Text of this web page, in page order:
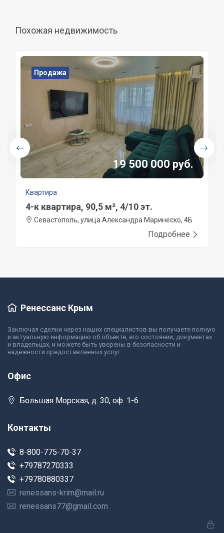
Похожая недвижимость
Продажа
19 500 000 руб.
Квартира
4-к квартира, 90,5 м², 4/10 эт.
Севастополь, улица Александра Маринеско, 4Б
Подробнее
Ренессанс Крым
Заключая сделки через наших специалистов вы получаете полную
и актуальную информацию об объекте, его состоянии, документах
и владельцах, и можете быть уверены в безопасности и
надежности предоставленных услуг.
Офис
Большая Морская, д. 30, оф. 1-6
Контакты
8-800-775-70-37
+79787270333
+79780880337
renessans-krim@mail.ru
renessans77@gmail.com